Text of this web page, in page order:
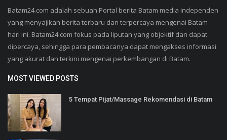
Batam24.com adalah sebuah Portal berita Batam media independen
yang menyajikan berita terbaru dan terpercaya mengenai Batam
hari ini. Batam24.com fokus pada liputan yang objektif dan dapat
dipercaya, sehingga para pembacanya dapat mengakses informasi
yang akurat dan terkini mengenai perkembangan di Batam.
MOST VIEWED POSTS
5 Tempat Pijat/Massage Rekomendasi di Batam